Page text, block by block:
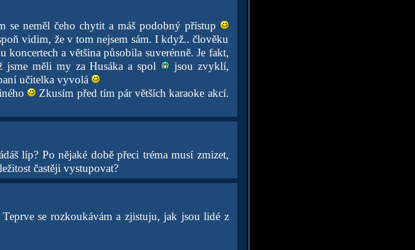
neměl čeho chytit a máš podobný přístup
vidim, že v tom nejsem sám. I když.. člověku
a většina působila suverénně. Je fakt,
měli my za Husáka a spol
jsou zvyklí,
učitelka vyvolá
Zkusím před tím pár větších karaoke akcí.
líp? Po nějaké době přeci tréma musí zmizet,
častěji vystupovat?
Teprve se rozkoukávám a zjistuju, jak jsou lidé z